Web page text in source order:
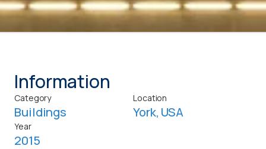
Information
Category
Buildings
Location
York, USA
Year
2015